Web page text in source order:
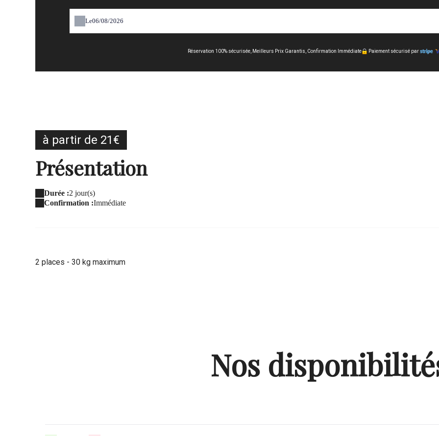
Le
Réservation 100% sécurisée, Meilleurs Prix Garantis, Confirmation Immédiate Paiement sécurisé par
à partir de 21€
Présentation
Durée :2 jour(s)
Confirmation :Immédiate
2 places - 30 kg maximum
Nos